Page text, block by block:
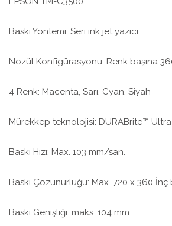
Baskı Yöntemi: Seri ink jet yazıcı
Nozül Konfigürasyonu: Renk başına
4 Renk: Macenta, Sarı, Cyan, Siyah
Mürekkep teknolojisi: DURABrite™ Ultra
Baskı Hızı: Max. 103 mm/san.
Baskı Çözünürlüğü: Max. 720 x 360 İnç
Baskı Genişliği: maks. 104 mm